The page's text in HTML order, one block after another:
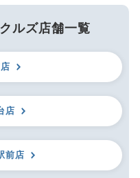
ルズ店舗一覧
店
前店